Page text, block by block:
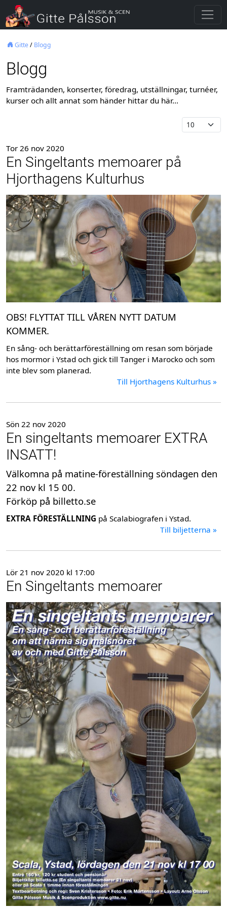
Gitte/ Blogg
Blogg
Framträdanden, konserter, föredrag, utställningar, turnéer,
kurser och allt annat som händer hittar du här...
Tor 26 nov 2020
En Singeltants memoarer på
Hjorthagens Kulturhus
OBS! FLYTTAT TILL VÅREN NYTT DATUM
KOMMER.
En sång- och berättarföreställning om resan som började
hos mormor i Ystad och gick till Tanger i Marocko och som
inte blev som planerad.
Till Hjorthagens Kulturhus »
Sön 22 nov 2020
En singeltants memoarer EXTRA
INSATT!
Välkomna på matine-föreställning söndagen den
22 nov kl 15 00.
Förköp på billetto.se
EXTRA FÖRESTÄLLNING på Scalabiografen i Ystad.
Till biljetterna »
Lör 21 nov 2020 kl 17:00
En Singeltants memoarer